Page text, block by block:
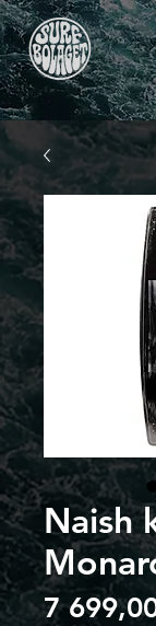
Naish
7